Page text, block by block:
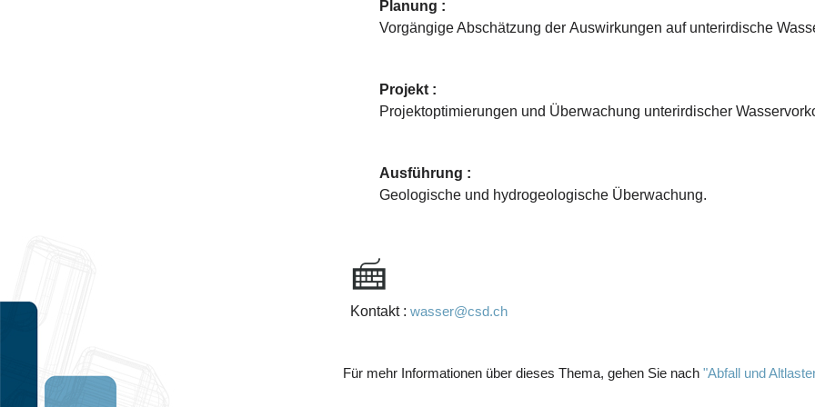
Planung :
Vorgängige Abschätzung der Auswirkungen auf unterirdische
Projekt :
Projektoptimierungen und Überwachung unterirdischer
Ausführung :
Geologische und hydrogeologische Überwachung.
Kontakt : wasser@csd.ch
Für mehr Informationen über dieses Thema, gehen Sie nach "Abfall und